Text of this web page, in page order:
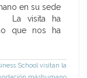
en su sede
La visita ha
que nos ha
School visitan la